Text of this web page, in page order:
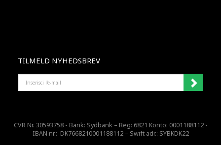
TILMELD NYHEDSBREV
MAIL
CVR Nr. 30593758 - Bank: Sydbank – Reg: 6821 Konto: 0001188112 -
IBAN nr.: DK7668210001188112 – Swift adr.: SYBKDK22